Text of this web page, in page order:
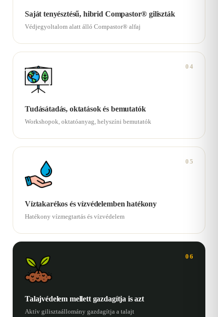
Saját tenyésztésű, hibrid Compastor® giliszták
Védjegyoltalom alatt álló Compastor® alfaj
04
Tudásátadás, oktatások és bemutatók
Workshopok, oktatóanyag, helyszíni bemutatók
05
Víztakarékos és vízvédelemben hatékony
Hatékony vízmegtartás és vízvédelem
06
Talajvédelem mellett gazdagítja is azt
Aktív gilisztaállomány gazdagítja a talajt